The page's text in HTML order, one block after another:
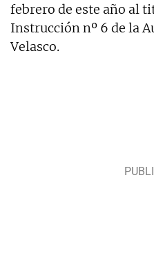
febrero de este año al
Instrucción nº 6 de la
Velasco.